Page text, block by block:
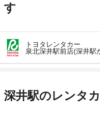
す
トヨタレンタカー
泉北深井駅前店(深井駅
アクセス 深井駅より
深井駅のレンタ